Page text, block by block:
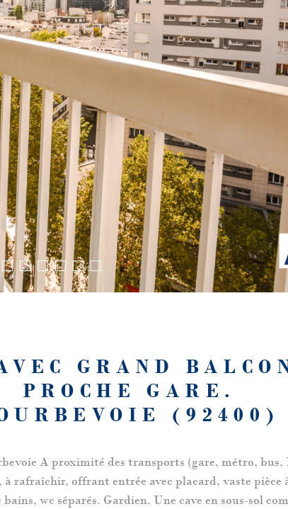
GRAND
PROCHE GARE.
(92400)
A proximité des transports (gare, métro, bus,
à rafraîchir, offrant entrée avec placard, vaste
wc séparés. Gardien. Une cave en sous-sol